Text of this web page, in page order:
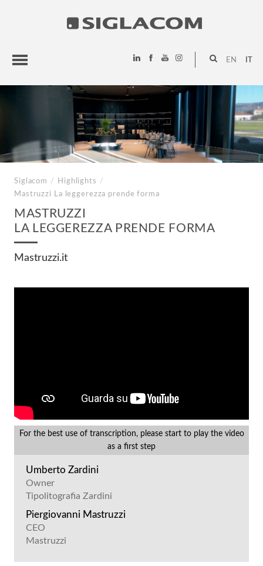
EN
Siglacom / Highlights
/
Mastruzzi
La leggerezza prende forma
MASTRUZZI
LA LEGGEREZZA PRENDE FORMA
Mastruzzi.it
For the best use of transcription, please start to play the video
as a first step
Umberto Zardini
Owner
Tipolitografia Zardini
Piergiovanni Mastruzzi
CEO
Mastruzzi